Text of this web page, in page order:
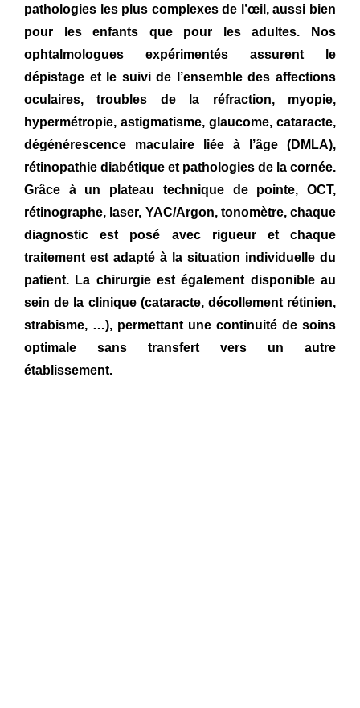
pathologies les plus complexes de l’œil, aussi bien
pour les enfants que pour les adultes. Nos
ophtalmologues expérimentés assurent le
dépistage et le suivi de l’ensemble des affections
oculaires, troubles de la réfraction, myopie,
hypermétropie, astigmatisme, glaucome, cataracte,
dégénérescence maculaire liée à l’âge (DMLA),
rétinopathie diabétique et pathologies de la cornée.
Grâce à un plateau technique de pointe, OCT,
rétinographe, laser, YAC/Argon, tonomètre, chaque
diagnostic est posé avec rigueur et chaque
traitement est adapté à la situation individuelle du
patient. La chirurgie est également disponible au
sein de la clinique (cataracte, décollement rétinien,
strabisme, …), permettant une continuité de soins
optimale sans transfert vers un autre
établissement.